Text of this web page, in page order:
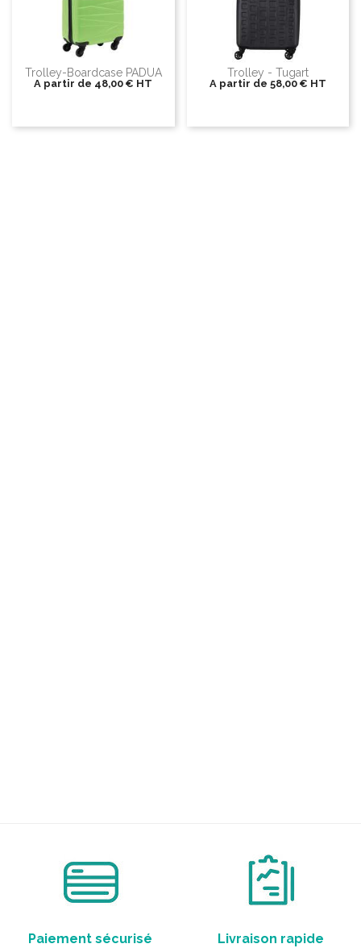
Trolley-Boardcase PADUA
A partir de 48,00 € HT
Trolley - Tugart
A partir de 58,00 € HT
Paiement sécurisé Livraison rapide